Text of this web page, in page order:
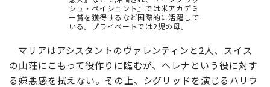
シュ・ペイシェント』では米アカデミ
ー賞を獲得するなど国際的に活躍して
いる。プライベートでは2児の母。
マリアはアシスタントのヴァレンティンと2人、スイス
の山荘にこもって役作りに臨むが、ヘレナという役に対す
る嫌悪感を拭えない。その上、シグリッドを演じるハリウ